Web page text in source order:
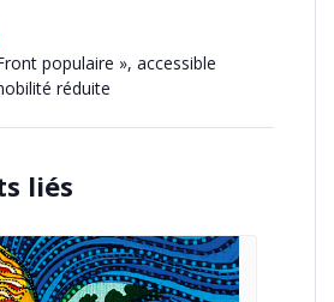
populaire », accessible
réduite
liés